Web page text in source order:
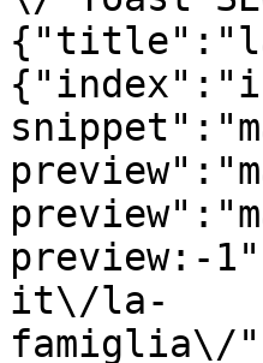
{"title":"la
preview:-
it\/la-
famiglia\/